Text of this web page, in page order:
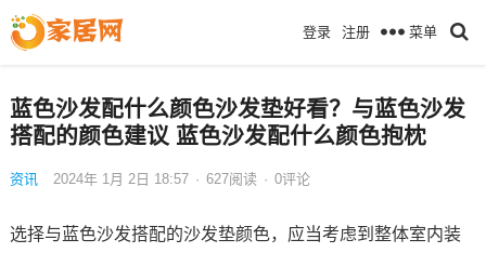
登录 注册 菜单
蓝色沙发配什么颜色沙发垫好看？与蓝色沙发
搭配的颜色建议 蓝色沙发配什么颜色抱枕
资讯 2024年 1月 2日 18:57 · 627阅读 · 0评论
选择与蓝色沙发搭配的沙发垫颜色，应当考虑到整体室内装